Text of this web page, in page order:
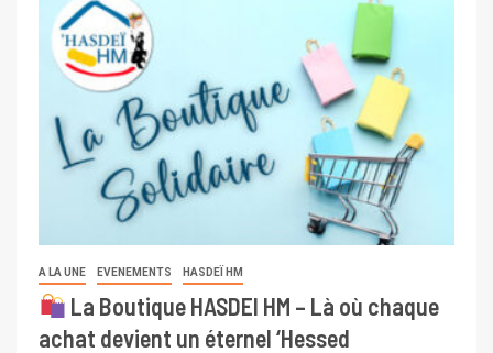
A LA UNE EVENEMENTS HASDEÏ HM
La Boutique HASDEI HM – Là où chaque
achat devient un éternel ‘Hessed